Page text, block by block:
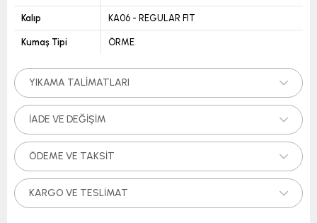
Kalıp KA06 - REGULAR FIT
Kumaş Tipi ÖRME
YIKAMA TALIMATLARI
İADE VE DEĞIŞIM
ÖDEME VE TAKSIT
KARGO VE TESLIMAT